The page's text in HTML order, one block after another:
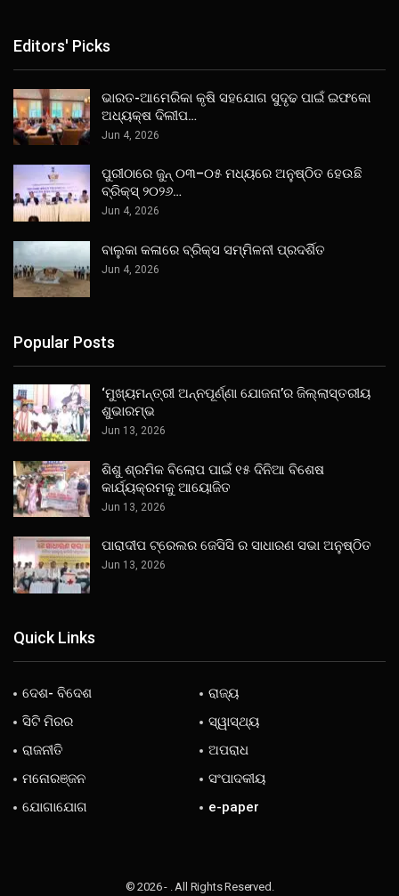
Editors' Picks
ଭାରତ-ଆମେରିକା କୃଷି ସହଯୋଗ ସୁଦୃଢ ପାଇଁ ଇଫକୋ
ଅଧ୍ୟକ୍ଷ ଦିଲୀପ…
Jun 4, 2026
ପୁରୀଠାରେ ଜୁନ୍ ୦୩–୦୫ ମଧ୍ୟରେ ଅନୁଷ୍ଠିତ ହେଉଛି
ବ୍ରିକ୍ସ୍ ୨୦୨୬…
Jun 4, 2026
ବାଲୁକା କଳାରେ ବ୍ରିକ୍ସ ସମ୍ମିଳନୀ ପ୍ରଦର୍ଶିତ
Jun 4, 2026
Popular Posts
‘ମୁଖ୍ୟମନ୍ତ୍ରୀ ଅନ୍ନପୂର୍ଣ୍ଣା ଯୋଜନା’ର ଜିଲ୍ଲାସ୍ତରୀୟ
ଶୁଭାରମ୍ଭ
Jun 13, 2026
ଶିଶୁ ଶ୍ରମିକ ବିଲୋପ ପାଇଁ ୧୫ ଦିନିଆ ବିଶେଷ
କାର୍ଯ୍ୟକ୍ରମକୁ ଆୟୋଜିତ
Jun 13, 2026
ପାରାଦୀପ ଟ୍ରେଲର ଜେସିସି ର ସାଧାରଣ ସଭା ଅନୁଷ୍ଠିତ
Jun 13, 2026
Quick Links
ଦେଶ- ବିଦେଶ
ରାଜ୍ୟ
ସିଟି ମିରର
ସ୍ୱାସ୍ଥ୍ୟ
ରାଜନୀତି
ଅପରାଧ
ମନୋରଞ୍ଜନ
ସଂପାଦକୀୟ
ଯୋଗାଯୋଗ
e-paper
© 2026 - . All Rights Reserved.